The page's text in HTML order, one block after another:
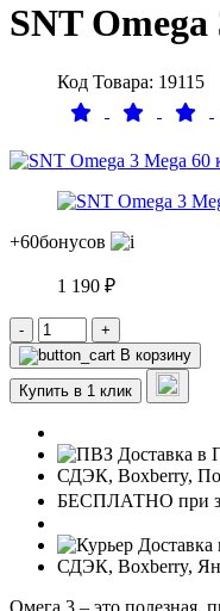
SNT Omega
Код Товара: 19115
+60бонусов
1 190 ₽
-
+
В корзину
Купить в 1 клик
Доставка в
СДЭК, Boxberry,
БЕСПЛАТНО при
Доставка
СДЭК, Boxberry,
Омега 3 – это полезная,